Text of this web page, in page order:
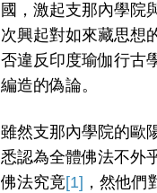
國，激起支那內學院
次興起對如來藏思想
否違反印度瑜伽行古
編造的偽論。
雖然支那內學院的歐
悉認為全體佛法不外
佛法究竟[1] ，然他